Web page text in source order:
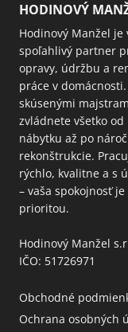
HODINOVÝ
Hodinový Manžel je
spoľahlivý partner
opravy, údržbu a
práce v
skúsenými
zvládnete všetko od
nábytku až po
rekonštrukcie.
rýchlo, kvalitne a s
– vaša spokojnosť
prioritou.
Hodinový Manžel
IČO: 51726971
Obchodné
Ochrana osobných